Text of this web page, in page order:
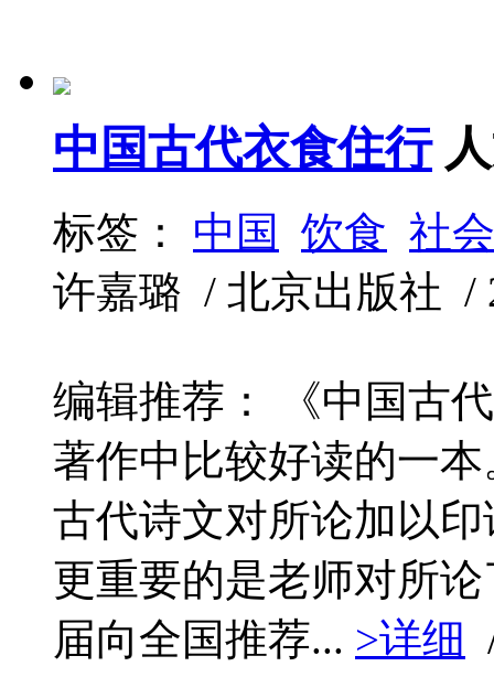
中国古代衣食住行
标签： 中国 饮食 社
许嘉璐 / 北京出版社 /
编辑推荐： 《中国古
著作中比较好读的一
古代诗文对所论加以
更重要的是老师对所
届向全国推荐... >详细